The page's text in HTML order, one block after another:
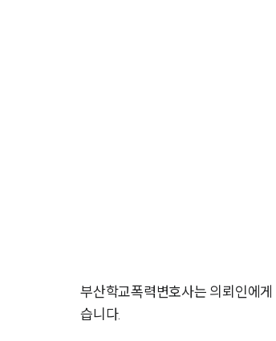
부산학교폭력변호사는 의뢰인에
습니다.